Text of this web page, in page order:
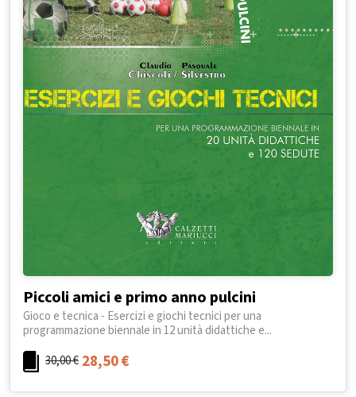
Piccoli amici e primo anno pulcini
Gioco e tecnica - Esercizi e giochi tecnici per una
programmazione biennale in 12 unità didattiche e...
30,00€ 28,50€